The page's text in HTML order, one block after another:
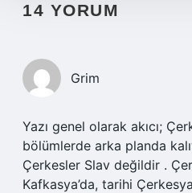
14 YORUM
Grim
Yazı genel olarak akıcı;
bölümlerde arka planda
Çerkesler Slav değildir .
Kafkasya’da, tarihi